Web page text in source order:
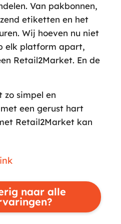
Van pakbonnen,
etiketten en het
Wij hoeven nu niet
elk platform apart,
Retail2Market. En de
simpel en
een gerust hart
Retail2Market kan
naar alle